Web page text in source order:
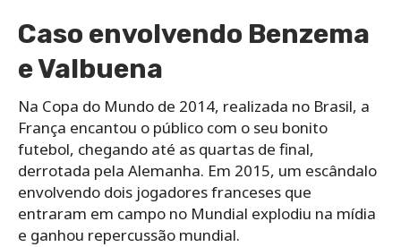
Caso envolvendo Benzema
e Valbuena
Na Copa do Mundo de 2014, realizada no Brasil, a
França encantou o público com o seu bonito
futebol, chegando até as quartas de final,
derrotada pela Alemanha. Em 2015, um escândalo
envolvendo dois jogadores franceses que
entraram em campo no Mundial explodiu na mídia
e ganhou repercussão mundial.